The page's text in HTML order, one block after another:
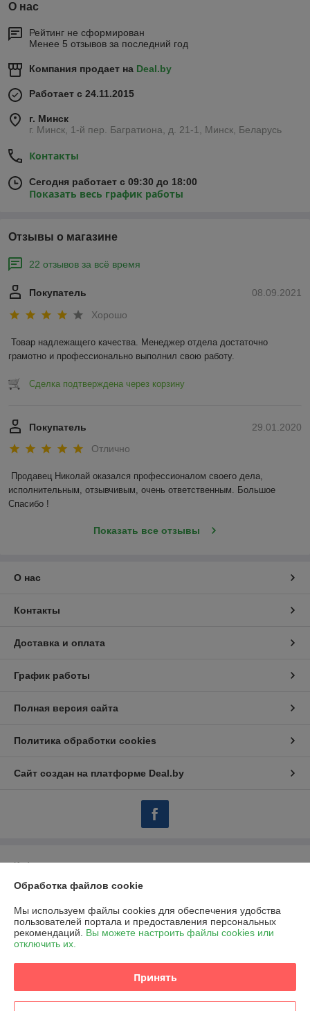
О нас
Рейтинг не сформирован
Менее 5 отзывов за последний год
Компания продает на Deal.by
Работает с 24.11.2015
г. Минск
г. Минск, 1-й пер. Багратиона, д. 21-1, Минск, Беларусь
Контакты
Сегодня работает с 09:30 до 18:00
Показать весь график работы
Отзывы о магазине
22 отзывов за всё время
08.09.2021
Покупатель
Хорошо
Товар надлежащего качества. Менеджер отдела достаточно
грамотно и профессионально выполнил свою работу.
Сделка подтверждена через корзину
29.01.2020
Покупатель
Отлично
Продавец Николай оказался профессионалом своего дела,
исполнительным, отзывчивым, очень ответственным. Большое
Спасибо !
Показать все отзывы
О нас
Контакты
Доставка и оплата
График работы
Полная версия сайта
Политика обработки cookies
Сайт создан на платформе Deal.by
Информация для покупателя
Индивидуальный предприниматель:
г. Минск, 1-й пер. Багратиона, д. 21-1
Регистрационный номер ЕГР: 192619188
Регистрационный орган: Мингорисолком
Обработка файлов cookie
Мы используем файлы cookies для обеспечения удобства
пользователей портала и предоставления персональных
рекомендаций. Вы можете настроить файлы cookies или
отключить их.
Принять